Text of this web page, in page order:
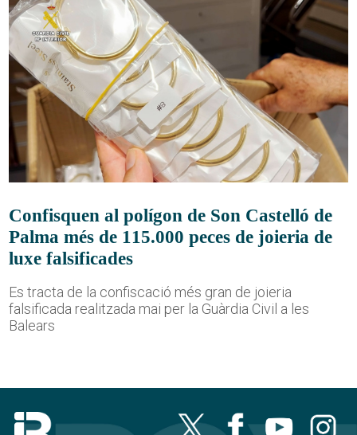
Confisquen al polígon de Son Castelló de
Palma més de 115.000 peces de joieria de
luxe falsificades
Es tracta de la confiscació més gran de joieria
falsificada realitzada mai per la Guàrdia Civil a les
Balears